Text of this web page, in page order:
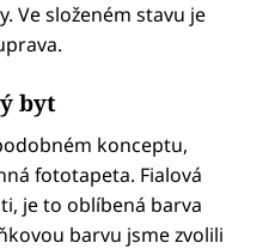
Ve složeném stavu je
byt
konceptu,
fototapeta. Fialová
je to oblíbená barva
barvu jsme zvolili